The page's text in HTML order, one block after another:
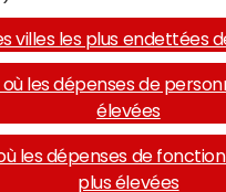
villes les plus endettées
où les dépenses de
élevées
les dépenses de
plus élevées